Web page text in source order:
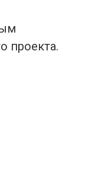
проекта.